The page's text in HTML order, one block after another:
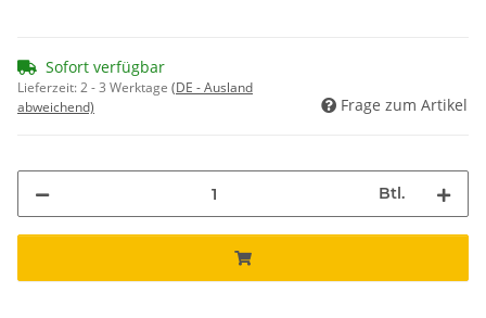
Sofort verfügbar
Lieferzeit:2 - 3 Werktage (DE - Ausland
abweichend)
Frage zum Artikel
Btl.